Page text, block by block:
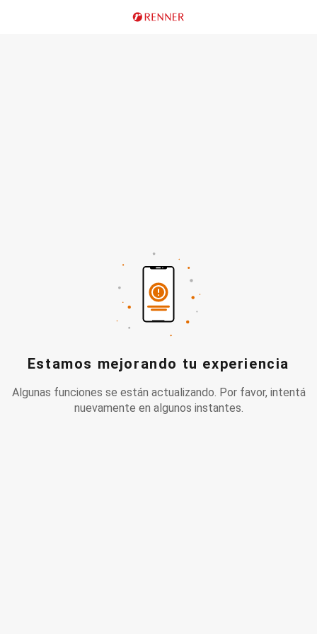
Estamos mejorando tu experiencia
Algunas funciones se están actualizando. Por favor, intentá
nuevamente en algunos instantes.